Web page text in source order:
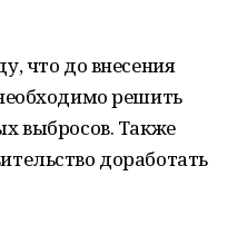
что до внесения
решить
выбросов. Также
доработать